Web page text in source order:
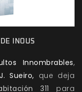
INOUS
Innombrables,
Sueiro, que deja
311 para